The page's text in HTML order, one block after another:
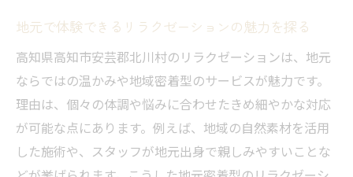
自分に合ったリラクゼーションメニューの
選び方
目的別に選ぶリラクゼーションサービスの
ポイント
リラクゼーション効果を最大限に引き出す
コツ
地元で体験できるリラクゼーションの魅力を探る
高知県高知市安芸郡北川村のリラクゼーションは、地元
ならではの温かみや地域密着型のサービスが魅力です。
理由は、個々の体調や悩みに合わせたきめ細やかな対応
が可能な点にあります。例えば、地域の自然素材を活用
した施術や、スタッフが地元出身で親しみやすいことな